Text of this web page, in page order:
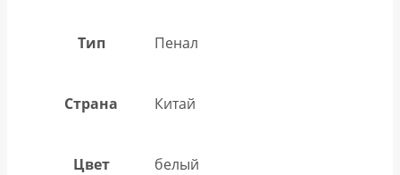
Тип Пенал
Страна Китай
Цвет белый